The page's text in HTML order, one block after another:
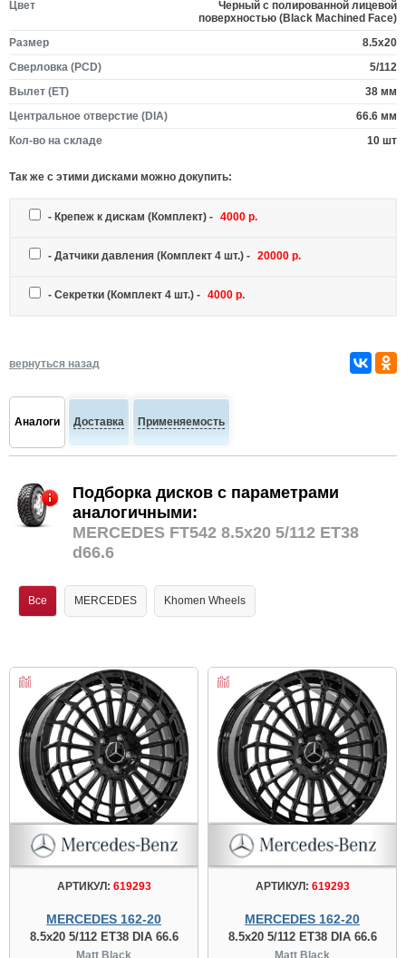
Цвет
Черный с полированной лицевой
поверхностью (Black Machined Face)
Размер
8.5x20
Сверловка (PCD)
5/112
Вылет (ET)
38 мм
Центральное отверстие (DIA)
66.6 мм
Кол-во на складе
10 шт
Так же c этими дисками можно докупить:
- Крепеж к дискам (Комплект) - 4000 р.
- Датчики давления (Комплект 4 шт.) - 20000 р.
- Секретки (Комплект 4 шт.) - 4000 р.
вернуться назад
Аналоги Доставка Применяемость
Подборка дисков с параметрами
аналогичными:
MERCEDES FT542 8.5x20 5/112 ET38
d66.6
Все MERCEDES Khomen Wheels
АРТИКУЛ: 619293
MERCEDES 162-20
8.5x20 5/112 ET38 DIA 66.6
Matt Black
АРТИКУЛ: 619293
MERCEDES 162-20
8.5x20 5/112 ET38 DIA 66.6
Matt Black